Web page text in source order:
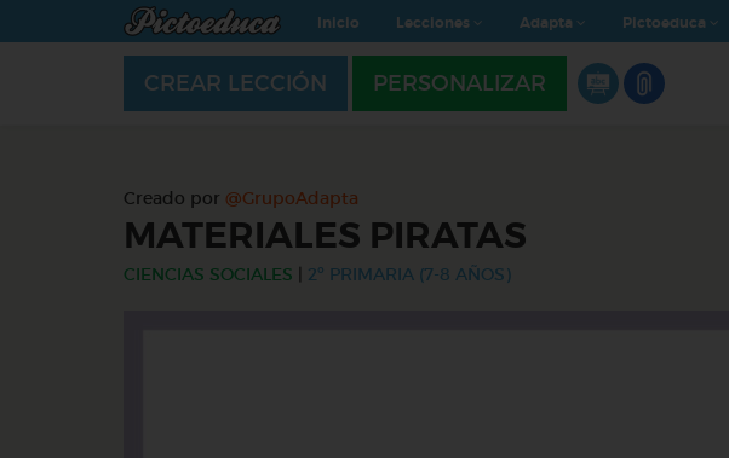
Inicio Lecciones Adapta Pictoeduca
CREAR LECCIÓN PERSONALIZAR
Creado por @GrupoAdapta
MATERIALES PIRATAS
CIENCIAS SOCIALES 2º PRIMARIA (7-8 AÑOS)